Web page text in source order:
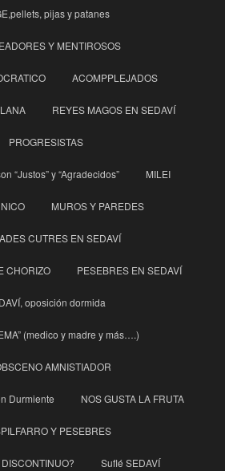
pijas y patanes
Y MENTIROSOS
ACOMPPLEJADOS
REYES MAGOS EN SEDAVÍ
PROGRESISTAS
“Justos” y “Agradecidos” MILEI
MUROS Y PAREDES
CUTRES EN SEDAVÍ
CHORIZO PESEBRES EN SEDAVÍ
oposición dormida
(medico y madre y más….)
AMNISTIADOR
Durmiente NOS GUSTA LA FRUTA
Y PESEBRES
Suflé SEDAVÍ